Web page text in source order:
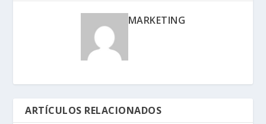
MARKETING
ARTÍCULOS RELACIONADOS